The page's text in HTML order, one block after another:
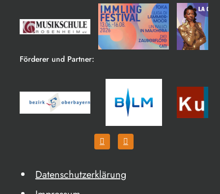
Förderer und Partner:
Datenschutzerklärung